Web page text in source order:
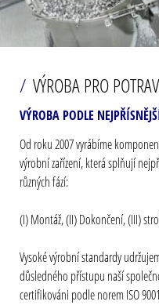
VÝROBA PRO
VÝROBA PODLE
Od roku 2007 vyrábíme
výrobní zařízení, která splňují
různých fází:
(I) Montáž, (II) Dokončení, (III)
Vysoké výrobní standardy
důsledného přístupu naší
certifikováni podle norem ISO